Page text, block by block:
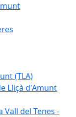
(TLA)
Lliçà d'Amunt
Vall del Tenes -